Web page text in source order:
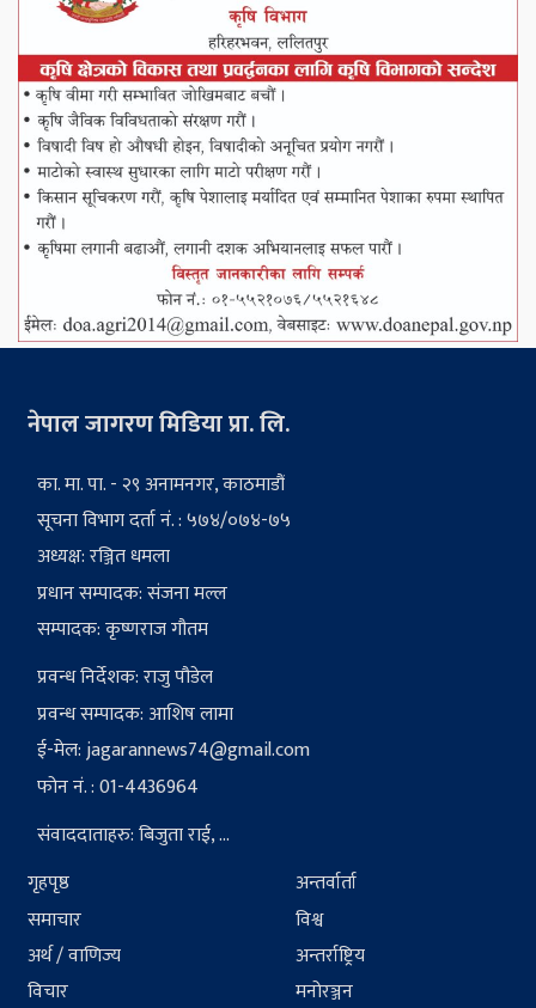
नेपाल जागरण मिडिया प्रा. लि.
का. मा. पा. - २९ अनामनगर, काठमाडौं
सूचना विभाग दर्ता नं. : ५७४/०७४-७५
अध्यक्ष: रञ्जित धमला
प्रधान सम्पादक: संजना मल्ल
सम्पादक: कृष्णराज गौतम
प्रवन्ध निर्देशक: राजु पौडेल
प्रवन्ध सम्पादक: आशिष लामा
ई-मेल:jagarannews74@gmail.com
फोन नं. : 01-4436964
संवाददाताहरु: बिजुता राई, ...
गृहपृष्ठ
समाचार
अर्थ / वाणिज्य
विचार
अन्तर्वार्ता
विश्व
अन्तर्राष्ट्रिय
मनोरञ्जन